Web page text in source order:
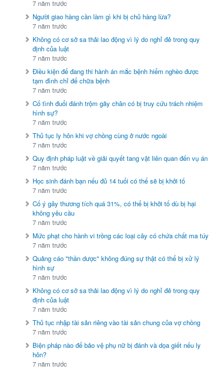
7 năm trước
Người giao hàng cần làm gì khi bị chủ hàng lừa?
7 năm trước
Không có cơ sở sa thải lao động vì lý do nghỉ đẻ trong quy
định của luật
7 năm trước
Điều kiện để đang thi hành án mắc bệnh hiểm nghèo được
tạm đình chỉ để chữa bệnh
7 năm trước
Cố tình đuổi đánh trộm gãy chân có bị truy cứu trách nhiệm
hình sự?
7 năm trước
Thủ tục ly hôn khi vợ chồng cùng ở nước ngoài
7 năm trước
Quy định pháp luật về giải quyết tang vật liên quan đến vụ án
7 năm trước
Học sinh đánh bạn nếu đủ 14 tuổi có thể sẽ bị khởi tố
7 năm trước
Cố ý gây thương tích quá 31%, có thể bị khởi tố dù bị hại
không yêu cầu
7 năm trước
Mức phạt cho hành vi trồng các loại cây có chứa chất ma túy
7 năm trước
Quảng cáo "thần dược" không đúng sự thật có thể bị xử lý
hình sự
7 năm trước
Không có cơ sở sa thải lao động vì lý do nghỉ đẻ trong quy
định của luật
7 năm trước
Thủ tục nhập tài sản riêng vào tài sản chung của vợ chồng
7 năm trước
Biện pháp nào để bảo vệ phụ nữ bị đánh và dọa giết nếu ly
hôn?
7 năm trước